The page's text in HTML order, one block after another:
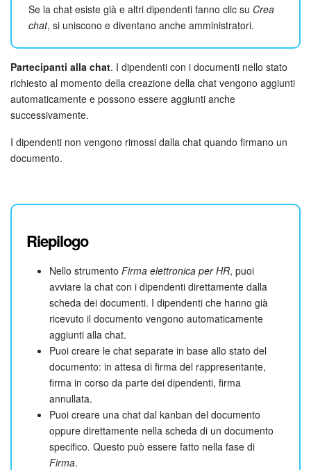
ACCEDI
Se la chat esiste già e altri dipendenti fanno clic su Crea
chat, si uniscono e diventano anche amministratori.
Partecipanti alla chat. I dipendenti con i documenti nello stato
richiesto al momento della creazione della chat vengono aggiunti
automaticamente e possono essere aggiunti anche
successivamente.
I dipendenti non vengono rimossi dalla chat quando firmano un
documento.
Riepilogo
Nello strumento Firma elettronica per HR, puoi
avviare la chat con i dipendenti direttamente dalla
scheda dei documenti. I dipendenti che hanno già
ricevuto il documento vengono automaticamente
aggiunti alla chat.
Puoi creare le chat separate in base allo stato del
documento: in attesa di firma del rappresentante,
firma in corso da parte dei dipendenti, firma
annullata.
Puoi creare una chat dal kanban del documento
oppure direttamente nella scheda di un documento
specifico. Questo può essere fatto nella fase di
Firma.